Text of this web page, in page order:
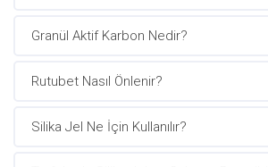
Granül Aktif Karbon Nedir?
Rutubet Nasıl Önlenir?
Silika Jel Ne İçin Kullanılır?